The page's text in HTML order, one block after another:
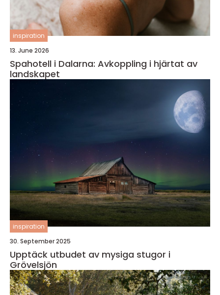
inspiration
13. June 2026
Spahotell i Dalarna: Avkoppling i hjärtat av
landskapet
inspiration
30. September 2025
Upptäck utbudet av mysiga stugor i
Grövelsjön